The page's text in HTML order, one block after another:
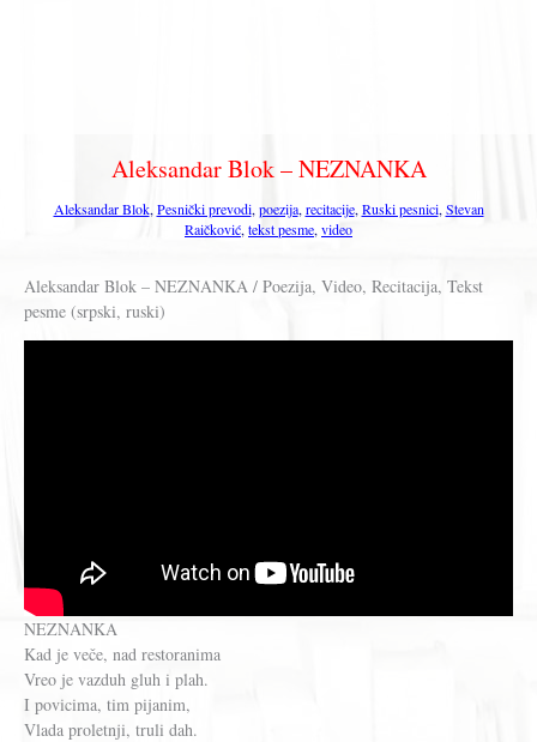
Aleksandar Blok – NEZNANKA
Aleksandar Blok, Pesnički prevodi, poezija, recitacije, Ruski pesnici, Stevan
Raičković, tekst pesme, video
Aleksandar Blok – NEZNANKA / Poezija, Video, Recitacija, Tekst
pesme (srpski, ruski)
NEZNANKA
Kad je veče, nad restoranima
Vreo je vazduh gluh i plah.
I povicima, tim pijanim,
Vlada proletnji, truli dah.